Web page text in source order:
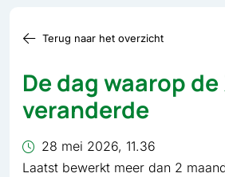
Terug naar het overzicht
De dag waarop
veranderde
28 mei 2026, 11.36
Laatst bewerkt meer dan 2